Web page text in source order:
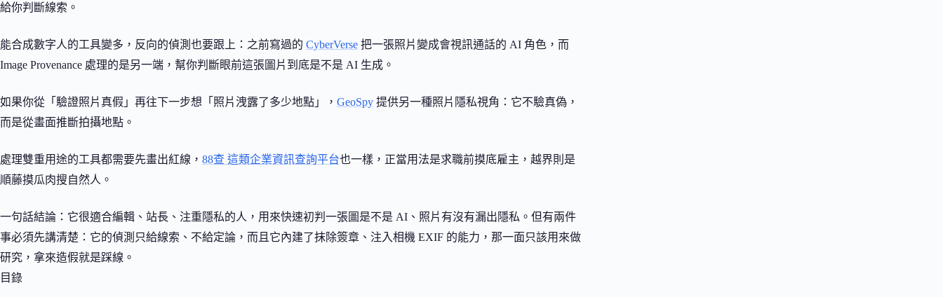
給你判斷線索。
能合成數字人的工具變多，反向的偵測也要跟上：之前寫過的 CyberVerse 把一張照片變成會視訊通話的 AI 角色，而
Image Provenance 處理的是另一端，幫你判斷眼前這張圖片到底是不是 AI 生成。
如果你從「驗證照片真假」再往下一步想「照片洩露了多少地點」， GeoSpy 提供另一種照片隱私視角：它不驗真偽，
而是從畫面推斷拍攝地點。
處理雙重用途的工具都需要先畫出紅線， 88查 這類企業資訊查詢平台也一樣，正當用法是求職前摸底雇主，越界則是
順藤摸瓜肉搜自然人。
一句話結論：它很適合編輯、站長、注重隱私的人，用來快速初判一張圖是不是 AI、照片有沒有漏出隱私。但有兩件
事必須先講清楚：它的偵測只給線索、不給定論，而且它內建了抹除簽章、注入相機 EXIF 的能力，那一面只該用來做
研究，拿來造假就是踩線。
目錄